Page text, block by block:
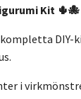
Kit 🌵🐙
i